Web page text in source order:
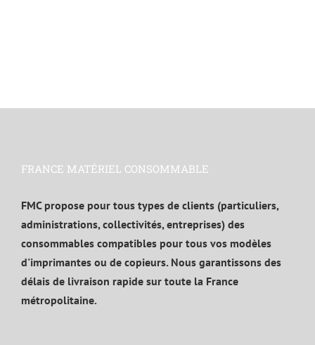
FRANCE MATÉRIEL CONSOMMABLE
FMC propose pour tous types de clients (particuliers,
administrations, collectivités, entreprises) des
consommables compatibles pour tous vos modèles
d'imprimantes ou de copieurs. Nous garantissons des
délais de livraison rapide sur toute la France
métropolitaine.